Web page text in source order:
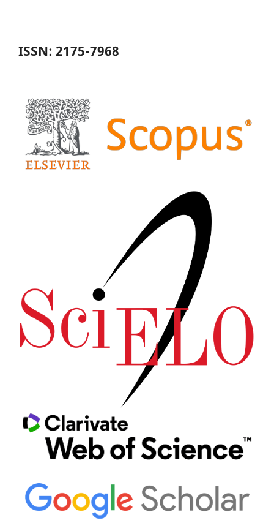
ISSN: 2175-7968